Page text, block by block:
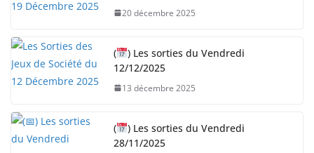
20 décembre 2025
(
) Les sorties du Vendredi
12/12/2025
13 décembre 2025
(
) Les sorties du Vendredi
28/11/2025